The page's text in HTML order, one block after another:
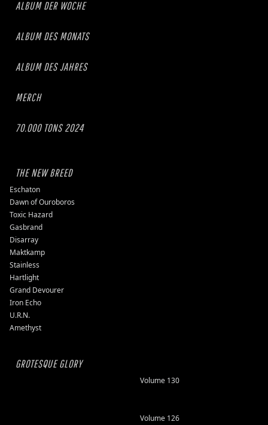
ALBUM DER WOCHE
ALBUM DES MONATS
ALBUM DES JAHRES
MERCH
70.000 TONS 2024
THE NEW BREED
Eschaton
Dawn of Ouroboros
Toxic Hazard
Gasbrand
Disarray
Maktkamp
Stainless
Hartlight
Grand Devourer
Iron Echo
U.R.N.
Amethyst
GROTESQUE GLORY
Volume 130
Volume 126